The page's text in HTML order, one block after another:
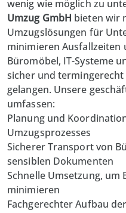
wenig wie möglich zu
Umzug GmbH bieten wir
Umzugslösungen für
minimieren Ausfallzeiten
Büromöbel, IT-Systeme
sicher und
gelangen. Unsere
umfassen:
Planung und
Umzugsprozesses
Sicherer Transport von
sensiblen Dokumenten
Schnelle Umsetzung,
minimieren
Fachgerechter Aufbau